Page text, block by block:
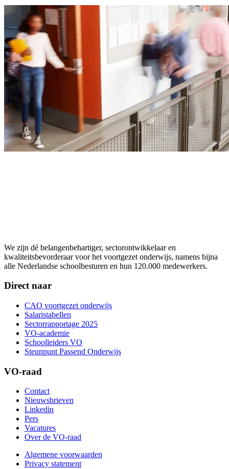
We zijn dé belangenbehartiger, sectorontwikkelaar en
kwaliteitsbevorderaar voor het voortgezet onderwijs, namens bijna
alle Nederlandse schoolbesturen en hun 120.000 medewerkers.
Direct naar
CAO voortgezet onderwijs
Salaristabellen
Sectorrapportage 2025
VO-academie
Schoolleiders VO
Steunpunt Passend Onderwijs
VO-raad
Contact
Nieuwsbrieven
Linkedin
Pers
Vacatures
Over de VO-raad
Algemene voorwaarden
Privacy statement